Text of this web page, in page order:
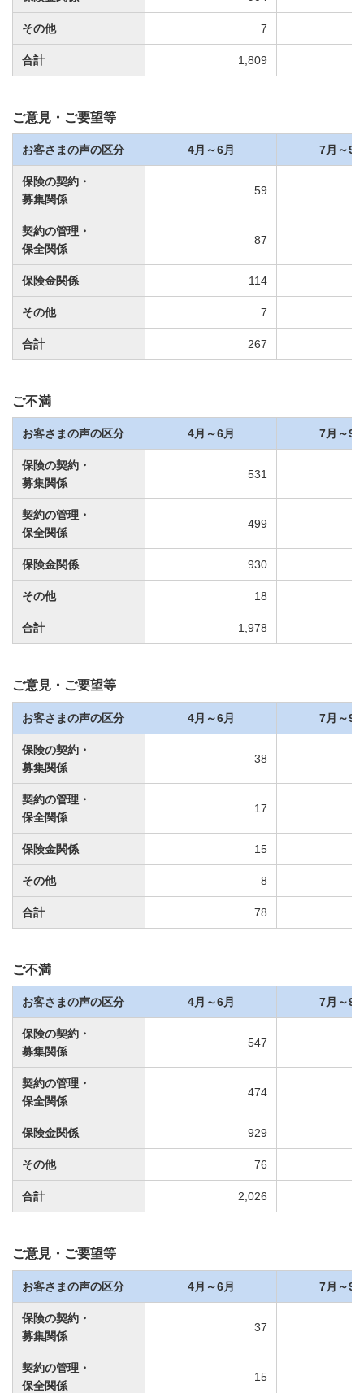
その他 7
合計 1,809
ご意見・ご要望等
お客さまの声の区分 4月～6月 7月～9
保険の契約・
募集関係
59
契約の管理・
保全関係
87
保険金関係 114
その他 7
合計 267
ご不満
お客さまの声の区分 4月～6月 7月～9
保険の契約・
募集関係
531
契約の管理・
保全関係
499
保険金関係 930
その他 18
合計 1,978
ご意見・ご要望等
お客さまの声の区分 4月～6月 7月～9
保険の契約・
募集関係
38
契約の管理・
保全関係
17
保険金関係 15
その他 8
合計 78
ご不満
お客さまの声の区分 4月～6月 7月～9
保険の契約・
募集関係
547
契約の管理・
保全関係
474
保険金関係 929
その他 76
合計 2,026
ご意見・ご要望等
お客さまの声の区分 4月～6月 7月～9
保険の契約・
募集関係
37
契約の管理・
保全関係
15